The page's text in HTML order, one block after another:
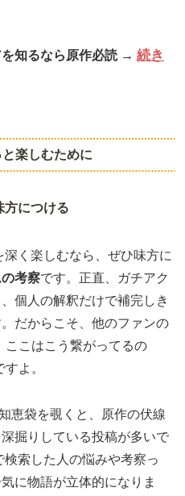
知るなら原作必読 → 続き
楽しむために
方につける
深く楽しむなら、ぜひ味方に
考察です。正直、ガチアク
個人の解釈だけで補完しき
だからこそ、他のファンの
ここはこう繋がってるの
よ。
恵袋を覗くと、原作の伏線
掘りしている投稿が多いで
索した人の悩みや考察っ
に物語が立体的になりま